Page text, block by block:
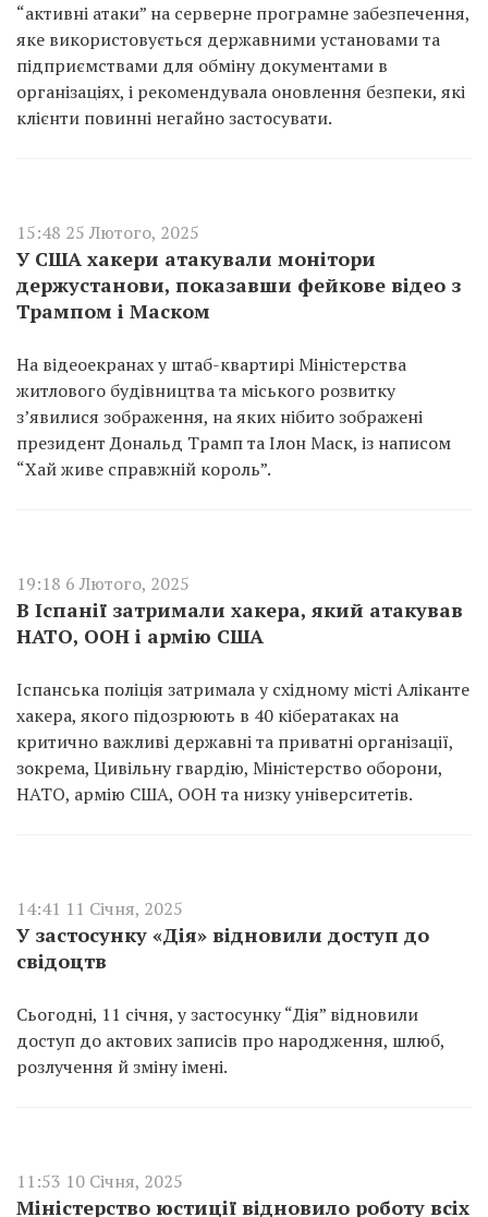
“активні атаки” на серверне програмне забезпечення,
яке використовується державними установами та
підприємствами для обміну документами в
організаціях, і рекомендувала оновлення безпеки, які
клієнти повинні негайно застосувати.
15:48 25 Лютого, 2025
У США хакери атакували монітори
держустанови, показавши фейкове відео з
Трампом і Маском
На відеоекранах у штаб-квартирі Міністерства
житлового будівництва та міського розвитку
з’явилися зображення, на яких нібито зображені
президент Дональд Трамп та Ілон Маск, із написом
“Хай живе справжній король”.
19:18 6 Лютого, 2025
В Іспанії затримали хакера, який атакував
НАТО, ООН і армію США
Іспанська поліція затримала у східному місті Аліканте
хакера, якого підозрюють в 40 кібератаках на
критично важливі державні та приватні організації,
зокрема, Цивільну гвардію, Міністерство оборони,
НАТО, армію США, ООН та низку університетів.
14:41 11 Січня, 2025
У застосунку «Дія» відновили доступ до
свідоцтв
Сьогодні, 11 січня, у застосунку “Дія” відновили
доступ до актових записів про народження, шлюб,
розлучення й зміну імені.
11:53 10 Січня, 2025
Міністерство юстиції відновило роботу всіх